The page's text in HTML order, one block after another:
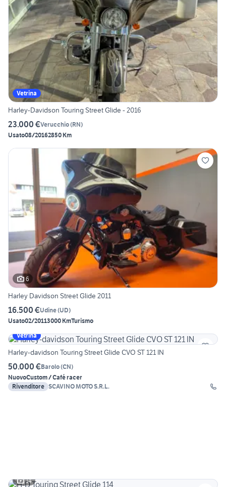
Vetrina
Harley-Davidson Touring Street Glide - 2016
23.000 €Verucchio(RN)
Usato08/20162850 Km
6
Harley Davidson Street Glide 2011
16.500 €Udine(UD)
Usato02/20113000 KmTurismo
Vetrina
Harley-davidson Touring Street Glide CVO ST 121 IN
50.000 €Barolo(CN)
NuovoCustom / Café racer
Rivenditore SCAVINO MOTO S.R.L.
14